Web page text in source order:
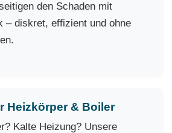
den Schaden mit
– diskret, effizient und ohne
Heizkörper & Boiler
Kalte Heizung? Unsere